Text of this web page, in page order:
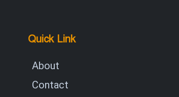
Quick Link
About
Contact